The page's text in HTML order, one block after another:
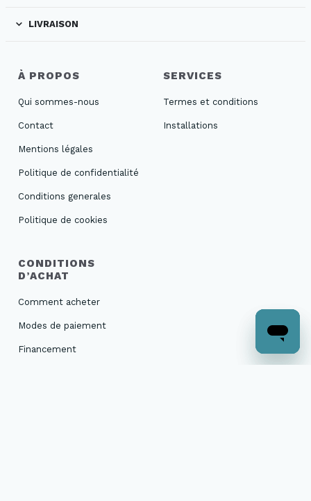
LIVRAISON
À PROPOS
Qui sommes-nous
Contact
Mentions légales
Politique de confidentialité
Conditions generales
Politique de cookies
SERVICES
Termes et conditions
Installations
CONDITIONS
D’ACHAT
Comment acheter
Modes de paiement
Financement